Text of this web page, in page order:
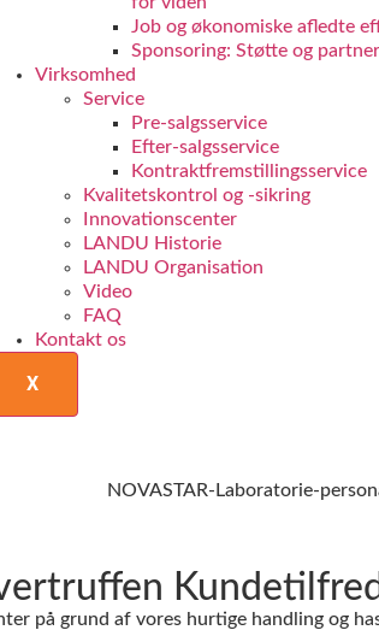
Job og økonomiske afledte
Sponsoring: Støtte og
Virksomhed
Service
Pre-salgsservice
Efter-salgsservice
Kontraktfremstillingsservice
Kvalitetskontrol og -sikring
Innovationscenter
LANDU Historie
LANDU Organisation
Video
FAQ
Kontakt os
X
på grund af vores hurtige handling og